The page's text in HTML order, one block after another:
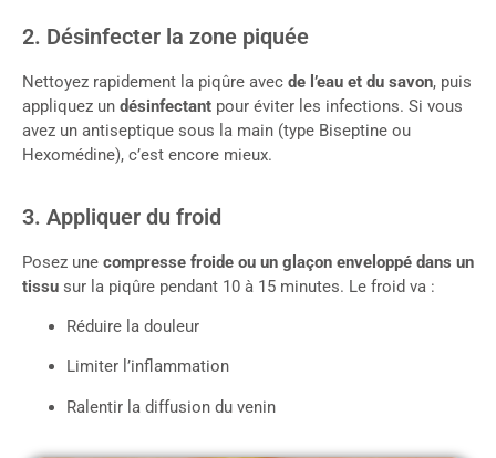
2. Désinfecter la zone piquée
Nettoyez rapidement la piqûre avec de l’eau et du savon, puis
appliquez un désinfectant pour éviter les infections. Si vous
avez un antiseptique sous la main (type Biseptine ou
Hexomédine), c’est encore mieux.
3. Appliquer du froid
Posez une compresse froide ou un glaçon enveloppé dans un
tissu sur la piqûre pendant 10 à 15 minutes. Le froid va :
Réduire la douleur
Limiter l’inflammation
Ralentir la diffusion du venin